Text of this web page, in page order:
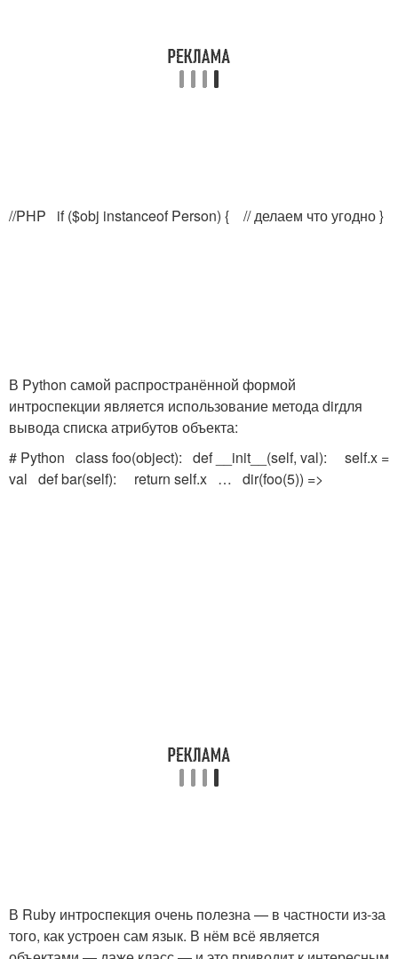
//PHP if ($obj instanceof Person) { // делаем что угодно }
В Python самой распространённой формой
интроспекции является использование методаdirдля
вывода списка атрибутов объекта:
# Python class foo(object): def __init__(self, val): self.x =
val def bar(self): return self.x … dir(foo(5)) =>
В Ruby интроспекция очень полезна — в частности из-за
того, как устроен сам язык. В нём всё является